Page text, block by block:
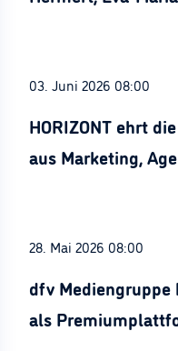
03. Juni 2026 08:00
HORIZONT ehrt
aus Marketing,
28. Mai 2026 08:00
dfv Mediengruppe
als